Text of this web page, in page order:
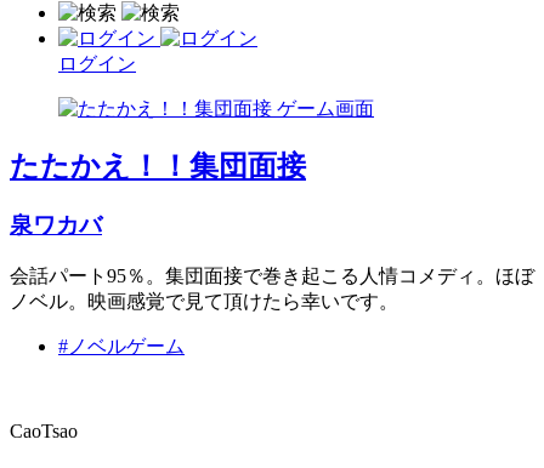
ログイン
たたかえ！！集団面接
泉ワカバ
会話パート95％。集団面接で巻き起こる人情コメディ。ほぼ
ノベル。映画感覚で見て頂けたら幸いです。
#ノベルゲーム
CaoTsao